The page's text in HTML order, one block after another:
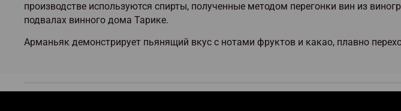
производстве используются спирты, полученные методом перегонки вин из
подвалах винного дома Тарике.
Арманьяк демонстрирует пьянящий вкус с нотами фруктов и какао, плавно